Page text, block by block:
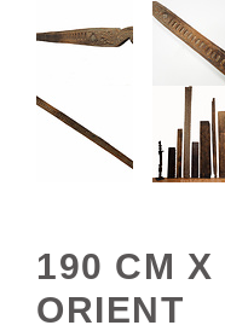
190 CM
ORIENT